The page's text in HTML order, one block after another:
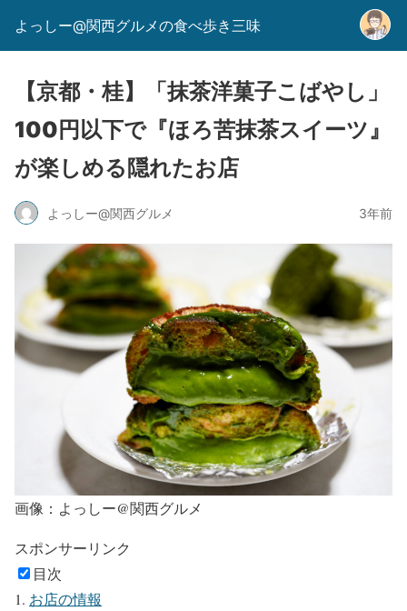
よっしー@関西グルメの食べ歩き三味
【京都・桂】「抹茶洋菓子こばやし」
100円以下で『ほろ苦抹茶スイーツ』
が楽しめる隠れたお店
よっしー@関西グルメ 3年前
画像：よっしー@関西グルメ
スポンサーリンク
目次
お店の情報